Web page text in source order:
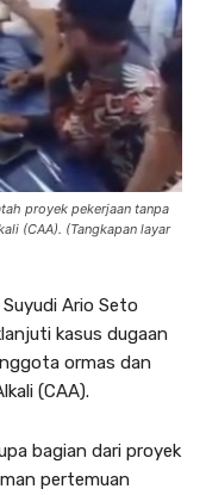
proyek pekerjaan tanpa
(CAA). (Tangkapan layar
Ario Seto
kasus dugaan
ormas dan
(CAA).
bagian dari proyek
pertemuan